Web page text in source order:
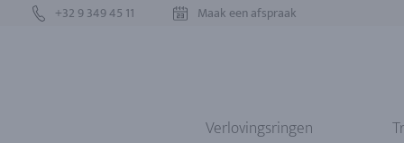
+32 9 349 45 11 Maak een afspraak
Verlovingsringen